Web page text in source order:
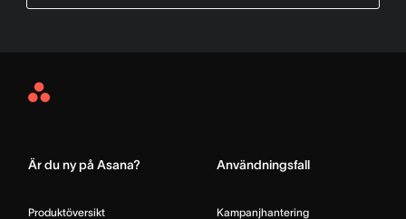
Asana
Är du ny på Asana?
Produktöversikt
Användningsfall
Kampanjhantering